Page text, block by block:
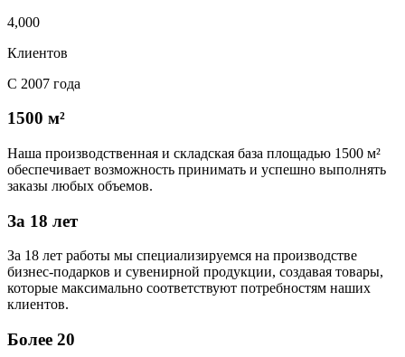
4,000
Клиентов
С 2007 года
1500 м²
Наша производственная и складская база площадью 1500 м²
обеспечивает возможность принимать и успешно выполнять
заказы любых объемов.
За 18 лет
За 18 лет работы мы специализируемся на производстве
бизнес-подарков и сувенирной продукции, создавая товары,
которые максимально соответствуют потребностям наших
клиентов.
Более 20